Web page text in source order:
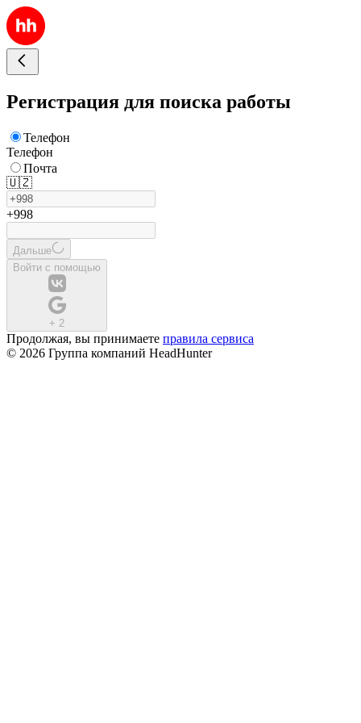
Регистрация для поиска работы
Телефон
Телефон
Почта
🇺🇿
+998
Дальше
Войти с помощью
+ 2
Продолжая, вы принимаете правила сервиса
© 2026 Группа компаний HeadHunter